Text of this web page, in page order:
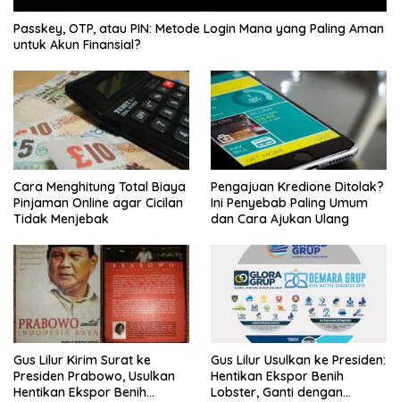
Passkey, OTP, atau PIN: Metode Login Mana yang Paling Aman
untuk Akun Finansial?
Cara Menghitung Total Biaya
Pinjaman Online agar Cicilan
Tidak Menjebak
Pengajuan Kredione Ditolak?
Ini Penyebab Paling Umum
dan Cara Ajukan Ulang
Gus Lilur Kirim Surat ke
Presiden Prabowo, Usulkan
Hentikan Ekspor Benih
Gus Lilur Usulkan ke Presiden:
Hentikan Ekspor Benih
Lobster, Ganti dengan